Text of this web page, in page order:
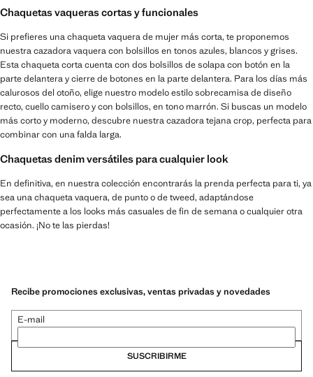
Chaquetas vaqueras cortas y funcionales
Si prefieres una chaqueta vaquera de mujer más corta, te proponemos
nuestra cazadora vaquera con bolsillos en tonos azules, blancos y grises.
Esta chaqueta corta cuenta con dos bolsillos de solapa con botón en la
parte delantera y cierre de botones en la parte delantera. Para los días más
calurosos del otoño, elige nuestro modelo estilo sobrecamisa de diseño
recto, cuello camisero y con bolsillos, en tono marrón. Si buscas un modelo
más corto y moderno, descubre nuestra cazadora tejana crop, perfecta para
combinar con una falda larga.
Chaquetas denim versátiles para cualquier look
En definitiva, en nuestra colección encontrarás la prenda perfecta para ti, ya
sea una chaqueta vaquera, de punto o de tweed, adaptándose
perfectamente a los looks más casuales de fin de semana o cualquier otra
ocasión. ¡No te las pierdas!
Recibe promociones exclusivas, ventas privadas y novedades
E-mail
SUSCRIBIRME